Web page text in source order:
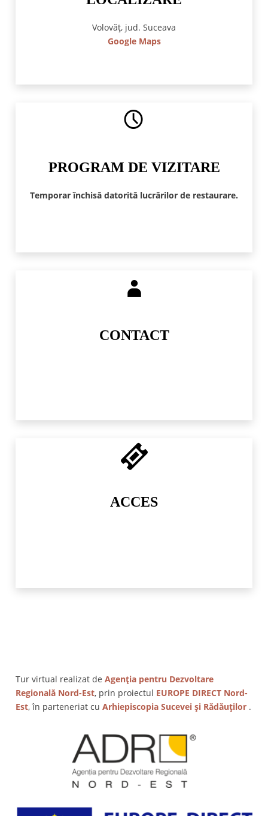
Volovăț, jud. Suceava
Google Maps
PROGRAM DE VIZITARE
Temporar închisă datorită lucrărilor de restaurare.
CONTACT
ACCES
Tur virtual realizat de Agenția pentru Dezvoltare
Regională Nord-Est, prin proiectul EUROPE DIRECT Nord-
Est, în parteneriat cu Arhiepiscopia Sucevei și Rădăuților .